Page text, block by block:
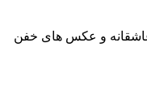
و عکس های خفن